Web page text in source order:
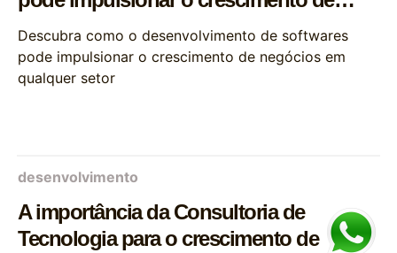
negócios
Descubra como o desenvolvimento de softwares
pode impulsionar o crescimento de negócios em
qualquer setor
desenvolvimento
A importância da Consultoria de
Tecnologia para o crescimento de